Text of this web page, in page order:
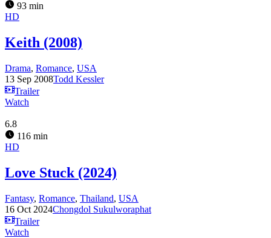
93 min
HD
Keith (2008)
Drama, Romance, USA
13 Sep 2008Todd Kessler
Trailer
Watch
6.8
116 min
HD
Love Stuck (2024)
Fantasy, Romance, Thailand, USA
16 Oct 2024Chongdol Sukulworaphat
Trailer
Watch